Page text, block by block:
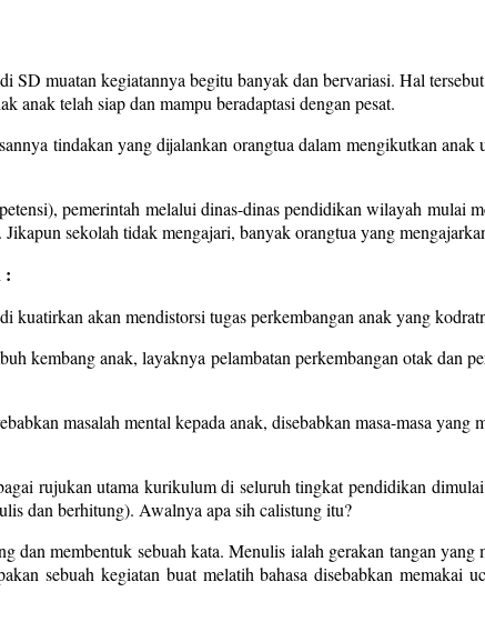
SD muatan kegiatannya begitu banyak dan bervariasi. Hal
anak telah siap dan mampu beradaptasi dengan pesat.
tindakan yang dijalankan orangtua dalam mengikutkan
pemerintah melalui dinas-dinas pendidikan wilayah mulai
sekolah tidak mengajari, banyak orangtua yang
:
kuatirkan akan mendistorsi tugas perkembangan anak yang
kembang anak, layaknya pelambatan perkembangan otak dan
masalah mental kepada anak, disebabkan masa-masa
rujukan utama kurikulum di seluruh tingkat pendidikan
dan berhitung). Awalnya apa sih calistung itu?
dan membentuk sebuah kata. Menulis ialah gerakan tangan
sebuah kegiatan buat melatih bahasa disebabkan memakai